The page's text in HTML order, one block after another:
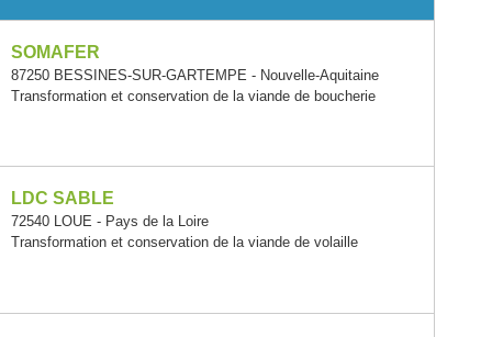
SOMAFER
87250 BESSINES-SUR-GARTEMPE - Nouvelle-Aquitaine
Transformation et conservation de la viande de boucherie
LDC SABLE
72540 LOUE - Pays de la Loire
Transformation et conservation de la viande de volaille